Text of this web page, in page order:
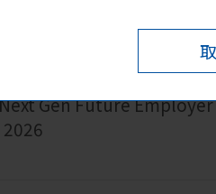
Gen Future Employer